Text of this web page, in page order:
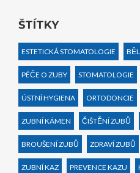
ŠTÍTKY
ESTETICKÁ STOMATOLOGIE
PÉČE O ZUBY STOMATOLOGIE
ÚSTNÍ HYGIENA ORTODONCIE
ZUBNÍ KÁMEN ČIŠTĚNÍ ZUBŮ
BROUŠENÍ ZUBŮ ZDRAVÍ ZUBŮ
ZUBNÍ KAZ PREVENCE KAZU